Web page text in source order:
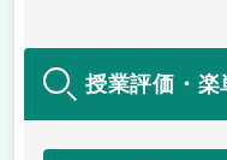
授業評価・楽